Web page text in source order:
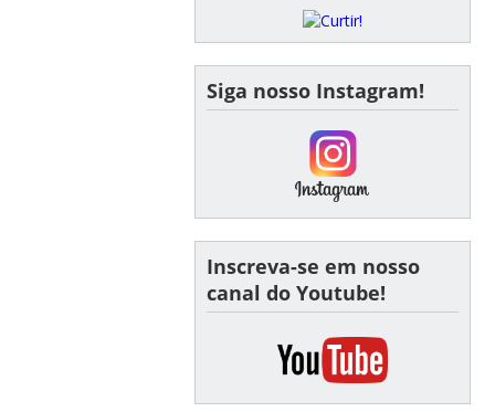
Siga nosso Instagram!
Inscreva-se em nosso
canal do Youtube!